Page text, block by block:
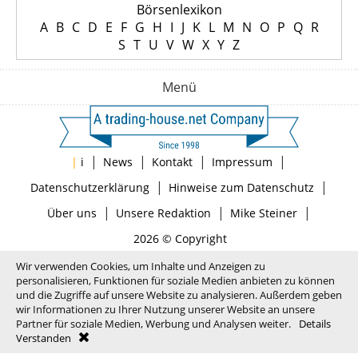
Börsenlexikon
A B C D E F G H I J K L M N O P Q R
S T U V W X Y Z
Menü
| i | News | Kontakt | Impressum |
Datenschutzerklärung| Hinweise zum Datenschutz |
Über uns | Unsere Redaktion | Mike Steiner|
2026 © Copyright
Wir verwenden Cookies, um Inhalte und Anzeigen zu
personalisieren, Funktionen für soziale Medien anbieten zu können
und die Zugriffe auf unsere Website zu analysieren. Außerdem geben
wir Informationen zu Ihrer Nutzung unserer Website an unsere
Partner für soziale Medien, Werbung und Analysen weiter.
Details
Verstanden